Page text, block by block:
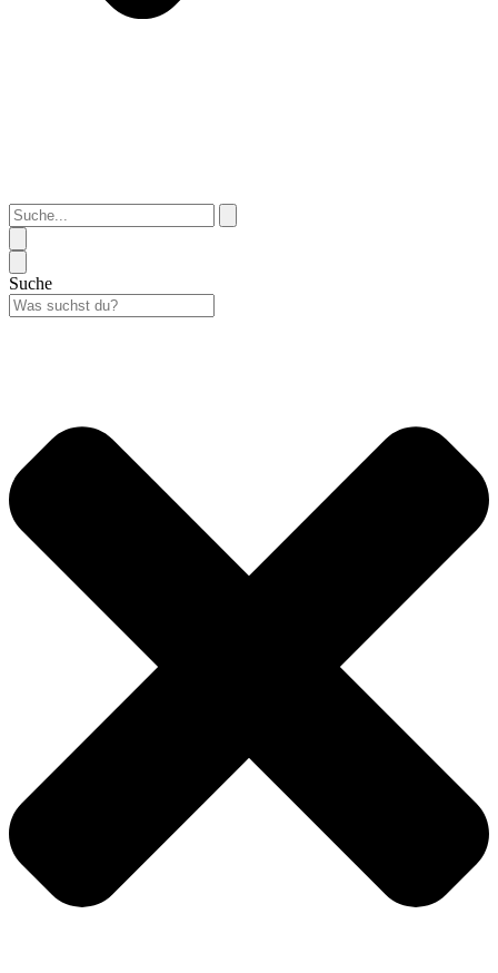
Suche...
Suche